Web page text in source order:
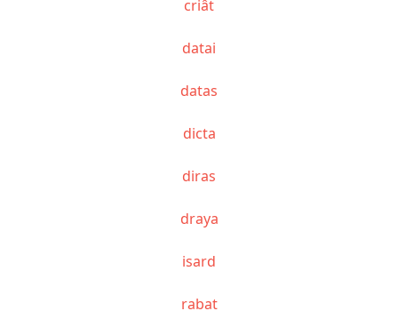
criât
datai
datas
dicta
diras
draya
isard
rabat